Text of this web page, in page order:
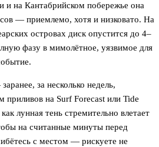
и на Кантабрийском побережье она
— приемлемо, хотя и низковато. На
островах диск опустится до 4–
фазу в мимолётное, уязвимое для
за несколько недель,
приливов на Surf Forecast или Tide
лунная тень стремительно влетает
на считанные минуты перед
с местом — рискуете не